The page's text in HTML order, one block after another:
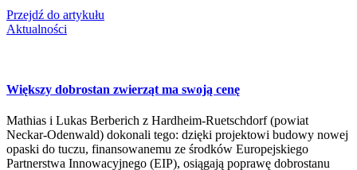
Przejdź do artykułu
Aktualności
Większy dobrostan zwierząt ma swoją cenę
Mathias i Lukas Berberich z Hardheim-Ruetschdorf (powiat
Neckar-Odenwald) dokonali tego: dzięki projektowi budowy nowej
opaski do tuczu, finansowanemu ze środków Europejskiego
Partnerstwa Innowacyjnego (EIP), osiągają poprawę dobrostanu